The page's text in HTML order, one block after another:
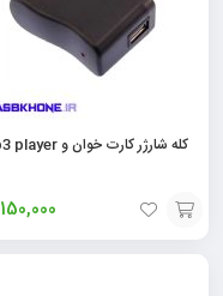
کله شارژر کارت خوان و mp3 player
150,000
افزودن